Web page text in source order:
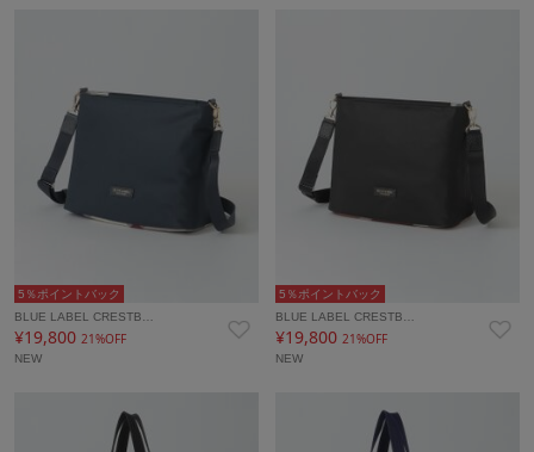
5％ポイントバック
BLUE LABEL CRESTB…
¥19,800 21%OFF
NEW
5％ポイントバック
BLUE LABEL CRESTB…
¥19,80021%OFF
NEW